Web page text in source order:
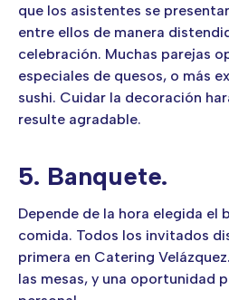
que los asistentes se
entre ellos de manera
celebración. Muchas parejas
especiales de quesos, o más
sushi. Cuidar la decoración
resulte agradable.
5. Banquete.
Depende de la hora elegida el
comida. Todos los invitados
primera en Catering
las mesas, y una oportunidad